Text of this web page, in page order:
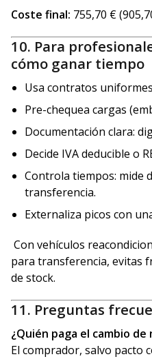
Coste final: 755,70 €
10. Para
cómo ganar tiempo
Usa contratos
Pre-chequea cargas
Documentación clara:
Decide IVA deducible o
Controla tiempos: mide
transferencia.
Externaliza picos con
Con vehículos
para transferencia, evitas
de stock.
11. Preguntas
¿Quién paga el cambio de
El comprador, salvo pacto